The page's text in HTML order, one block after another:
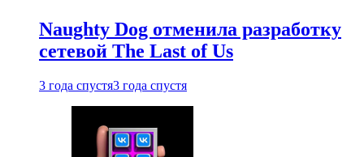
Naughty Dog отменила разработку
сетевой The Last of Us
3 года спустя3 года спустя